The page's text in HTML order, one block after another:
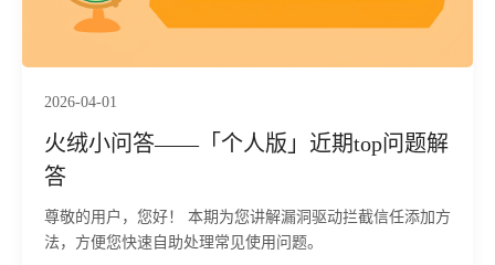
2026-04-01
火绒小问答——「个人版」近期top问题解
答
尊敬的用户，您好！ 本期为您讲解漏洞驱动拦截信任添加方
法，方便您快速自助处理常见使用问题。